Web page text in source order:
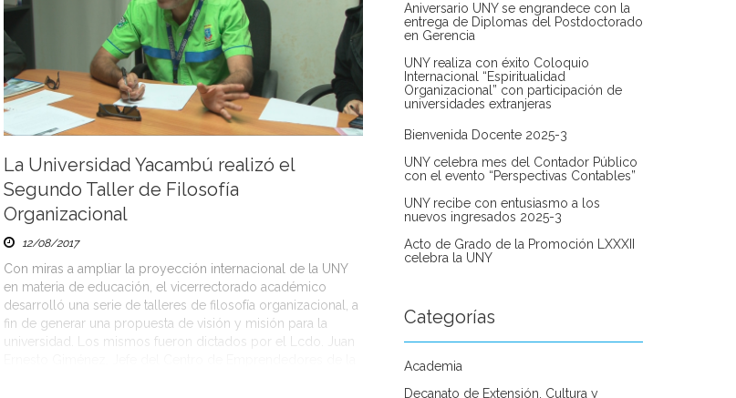
La Universidad Yacambú realizó el
Segundo Taller de Filosofía
Organizacional
12/08/2017
Con miras a ampliar la proyección internacional de la UNY
en materia de educación, el vicerrectorado académico
desarrolló una serie de talleres de filosofía organizacional, a
fin de generar una propuesta de visión y misión para la
universidad. Los mismos fueron dictados por el Lcdo. Juan
Aniversario UNY se engrandece con la
entrega de Diplomas del Postdoctorado
en Gerencia
UNY realiza con éxito Coloquio
Internacional “Espiritualidad
Organizacional” con participación de
universidades extranjeras
Bienvenida Docente 2025-3
UNY celebra mes del Contador Público
con el evento “Perspectivas Contables”
UNY recibe con entusiasmo a los
nuevos ingresados 2025-3
Acto de Grado de la Promoción LXXXII
celebra la UNY
Categorías
Academia
Decanato de Extensión, Cultura y